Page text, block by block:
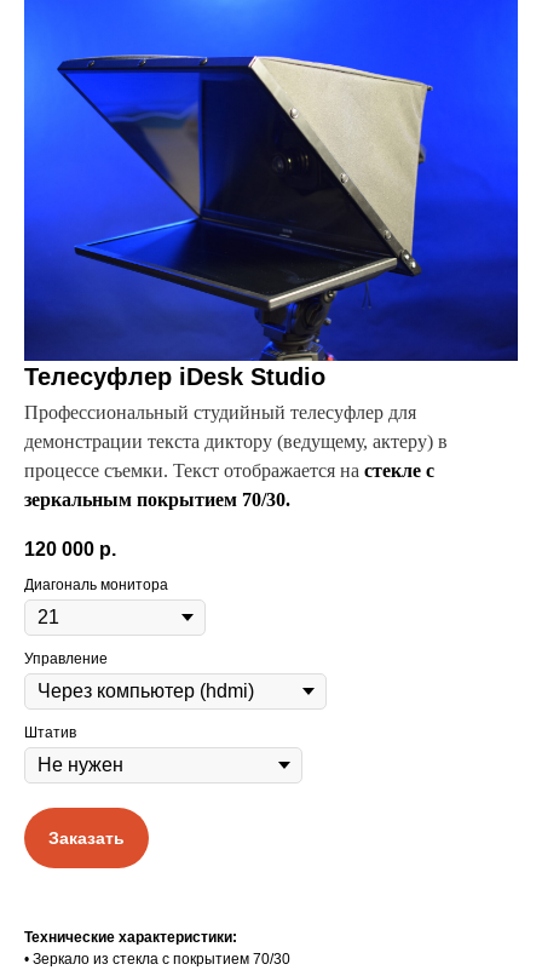
Телесуфлер iDesk Studio
Профессиональный студийный телесуфлер для
демонстрации текста диктору (ведущему, актеру) в
процессе съемки. Текст отображается на стекле с
зеркальным покрытием 70/30.
120 000 р.
Диагональ монитора
Управление
Штатив
Заказать
Технические характеристики:
• Зеркало из стекла с покрытием 70/30